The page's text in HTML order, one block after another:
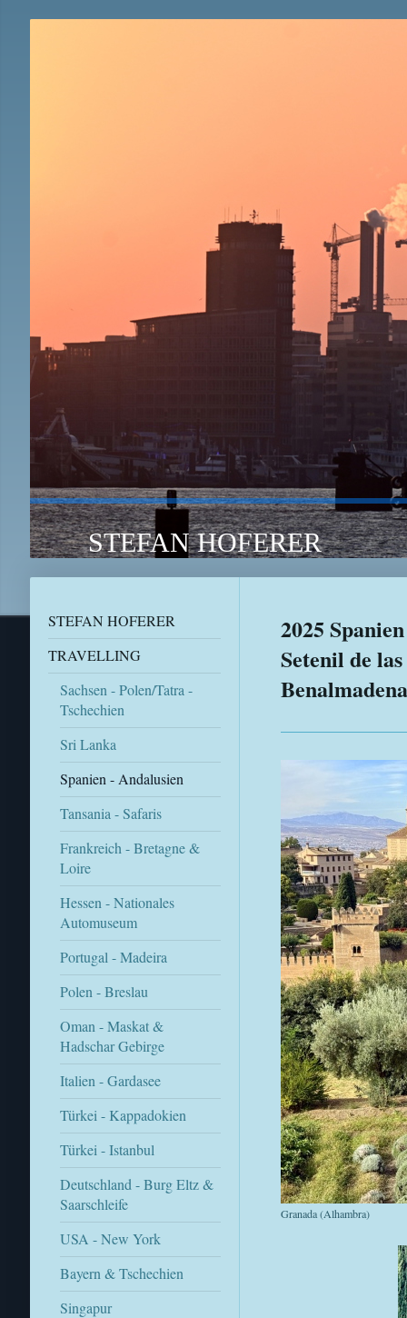
STEFAN HOFERER
STEFAN HOFERER
TRAVELLING
Sachsen - Polen/Tatra -
Tschechien
Sri Lanka
Spanien - Andalusien
Tansania - Safaris
Frankreich - Bretagne &
Loire
Hessen - Nationales
Automuseum
Portugal - Madeira
Polen - Breslau
Oman - Maskat &
Hadschar Gebirge
Italien - Gardasee
Türkei - Kappadokien
Türkei - Istanbul
Deutschland - Burg Eltz &
Saarschleife
USA - New York
Bayern & Tschechien
Singapur
2025
Setenil de
Granada (Alhambra)